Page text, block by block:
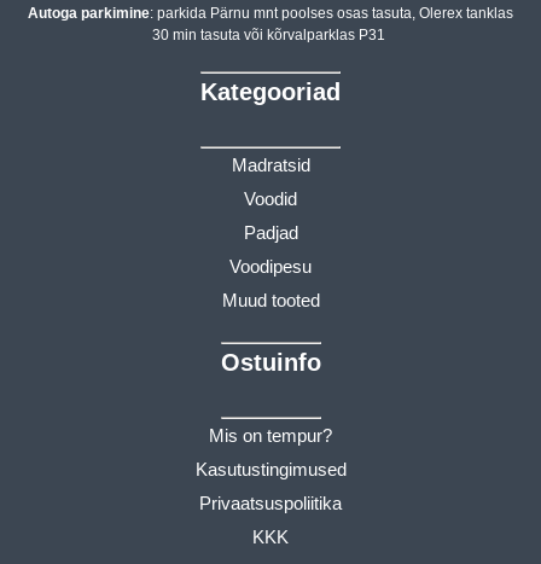
Autoga parkimine: parkida Pärnu mnt poolses osas tasuta, Olerex tanklas
30 min tasuta või kõrvalparklas P31
Kategooriad
Madratsid
Voodid
Padjad
Voodipesu
Muud tooted
Ostuinfo
Mis on tempur?
Kasutustingimused
Privaatsuspoliitika
KKK